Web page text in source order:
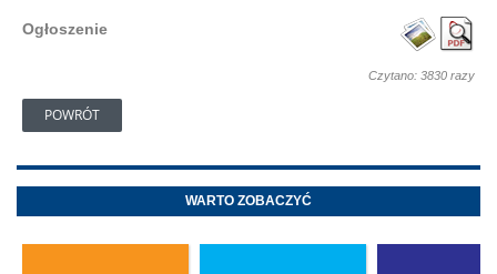
Ogłoszenie
Czytano: 3830 razy
POWRÓT
WARTO ZOBACZYĆ